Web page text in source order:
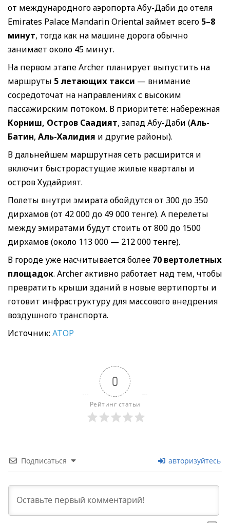
от международного аэропорта Абу-Даби до отеля
Emirates Palace Mandarin Oriental займет всего 5–8
минут, тогда как на машине дорога обычно
занимает около 45 минут.
На первом этапе Archer планирует выпустить на
маршруты 5 летающих такси — внимание
сосредоточат на направлениях с высоким
пассажирским потоком. В приоритете: набережная
Корниш, Остров Саадият, запад Абу-Даби (Аль-
Батин, Аль-Халидия и другие районы).
В дальнейшем маршрутная сеть расширится и
включит быстрорастущие жилые кварталы и
остров Худайрият.
Полеты внутри эмирата обойдутся от 300 до 350
дирхамов (от 42 000 до 49 000 тенге). А перелеты
между эмиратами будут стоить от 800 до 1500
дирхамов (около 113 000 — 212 000 тенге).
В городе уже насчитывается более 70 вертолетных
площадок. Archer активно работает над тем, чтобы
превратить крыши зданий в новые вертипорты и
готовит инфраструктуру для массового внедрения
воздушного транспорта.
Источник: АТОР
0
Рейтинг статьи
Подписаться авторизуйтесь